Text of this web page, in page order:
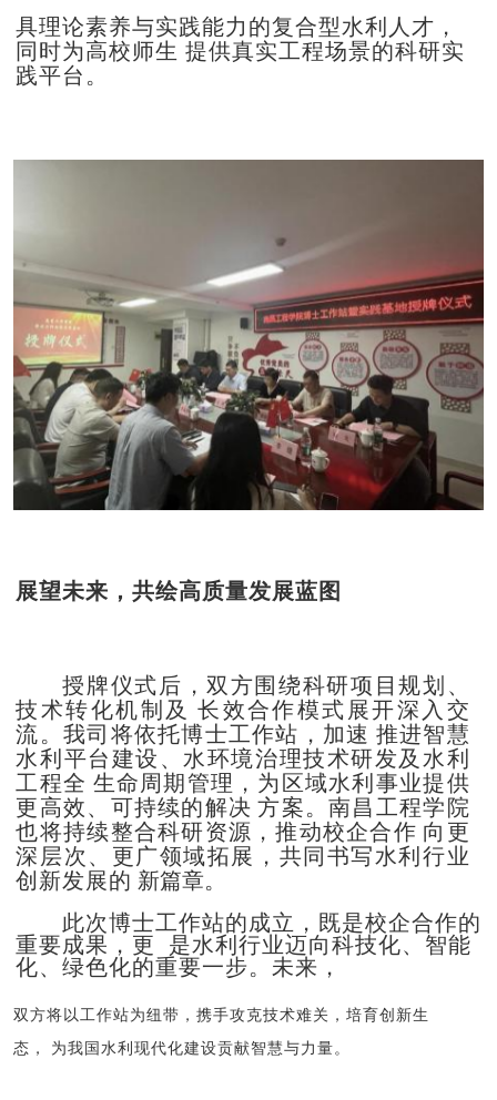
具理论素养与实践能力的复合型水利人才，
同时为高校师生 提供真实工程场景的科研实
践平台。
展望未来，共绘高质量发展蓝图
授牌仪式后，双方围绕科研项目规划、
技术转化机制及 长效合作模式展开深入交
流。我司将依托博士工作站 ，加速 推进智慧
水利平台建设、水环境治理技术研发及水利
工程全 生命周期管理，为区域水利事业提供
更高效、可持续的解决 方案。南昌工程学院
也将持续整合科研资源，推动校企合作 向更
深层次、更广领域拓展，共同书写水利行业
创新发展的 新篇章。
此次博士工作站的成立，既是校企合作的
重要成果，更
是水利行业迈向科技化、智能
化、绿色化的重要一步。未来，
双方将以工作站为纽带，携手攻克技术难关，培育创新生
态，
为我国水利现代化建设贡献智慧与力量。